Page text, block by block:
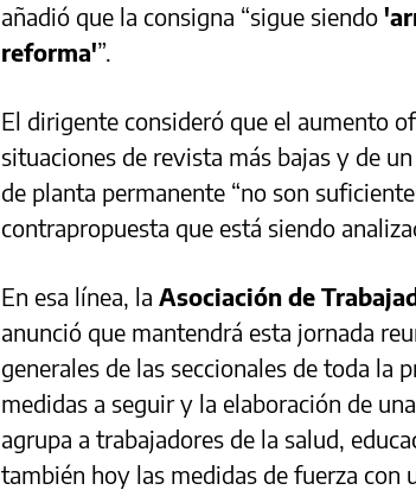
añadió que la consigna “sigue siendo
reforma'”.
El dirigente consideró que el aumento
situaciones de revista más bajas y de
de planta permanente “no son
contrapropuesta que está siendo
En esa línea, la Asociación de
anunció que mantendrá esta jornada
generales de las seccionales de toda la
medidas a seguir y la elaboración de
agrupa a trabajadores de la salud,
también hoy las medidas de fuerza con